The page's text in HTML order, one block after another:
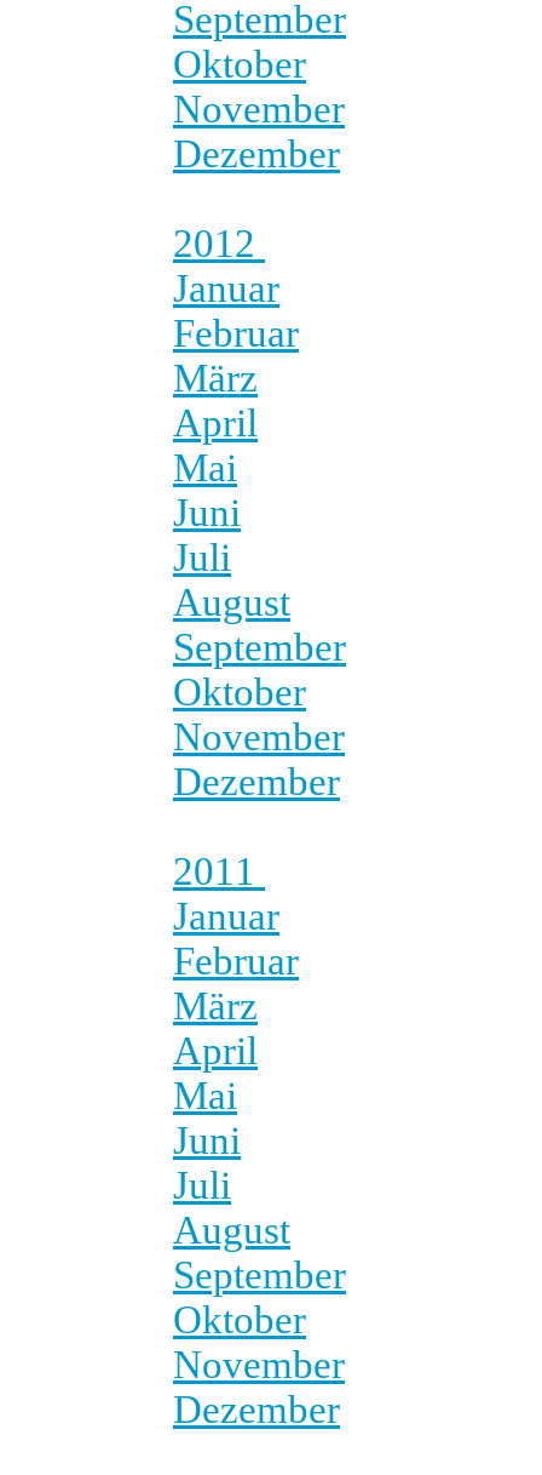
September
Oktober
November
Dezember
2012
Januar
Februar
März
April
Mai
Juni
Juli
August
September
Oktober
November
Dezember
2011
Januar
Februar
März
April
Mai
Juni
Juli
August
September
Oktober
November
Dezember